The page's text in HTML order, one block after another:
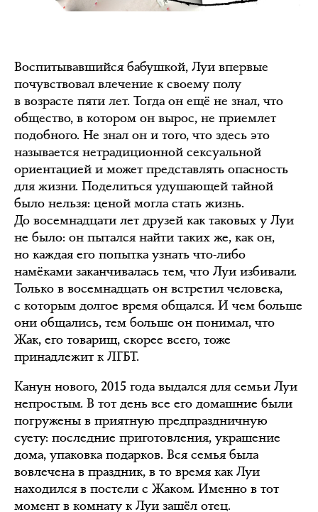
Воспитывавшийся бабушкой, Луи впервые
почувствовал влечение к своему полу
в возрасте пяти лет. Тогда он ещё не знал, что
общество, в котором он вырос, не приемлет
подобного. Не знал он и того, что здесь это
называется нетрадиционной сексуальной
ориентацией и может представлять опасность
для жизни. Поделиться удушающей тайной
было нельзя: ценой могла стать жизнь.
До восемнадцати лет друзей как таковых у Луи
не было: он пытался найти таких же, как он,
но каждая его попытка узнать что-либо
намёками заканчивалась тем, что Луи избивали.
Только в восемнадцать он встретил человека,
с которым долгое время общался. И чем больше
они общались, тем больше он понимал, что
Жак, его товарищ, скорее всего, тоже
принадлежит к ЛГБТ.
Канун нового, 2015 года выдался для семьи Луи
непростым. В тот день все его домашние были
погружены в приятную предпраздничную
суету: последние приготовления, украшение
дома, упаковка подарков. Вся семья была
вовлечена в праздник, в то время как Луи
находился в постели с Жаком. Именно в тот
момент в комнату к Луи зашёл отец.